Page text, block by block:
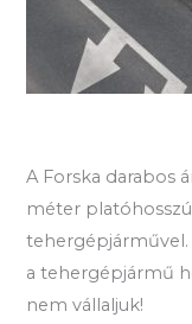
A Forska darabos
méter
tehergépjárművel.
a tehergépjármű
nem vállaljuk!